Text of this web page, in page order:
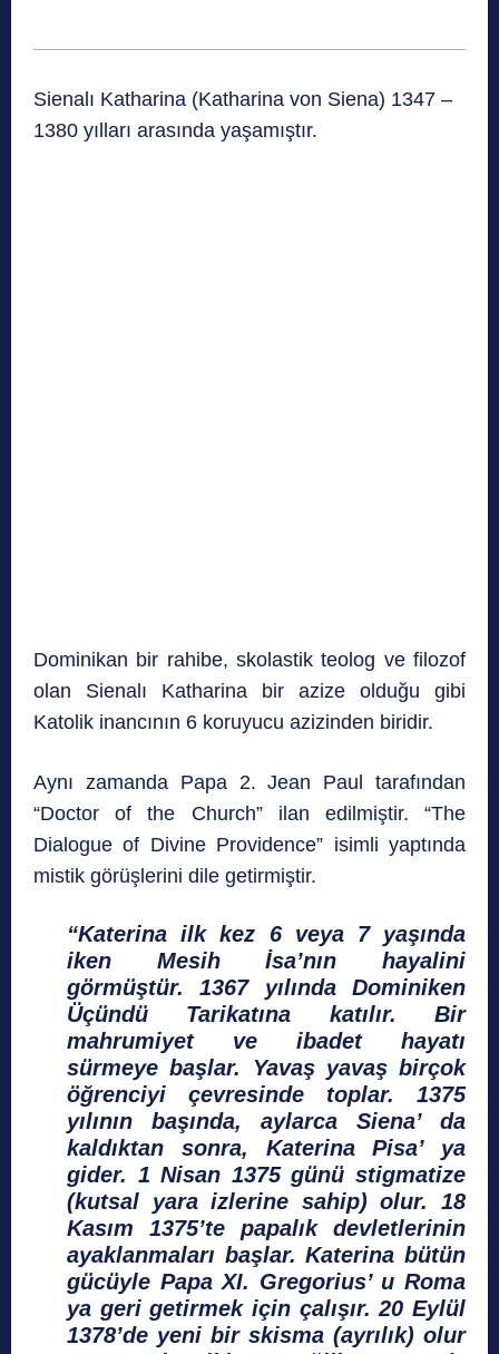
Sienalı Katharina (Katharina von Siena) 1347 –
1380 yılları arasında yaşamıştır.
Dominikan bir rahibe, skolastik teolog ve filozof
olan Sienalı Katharina bir azize olduğu gibi
Katolik inancının 6 koruyucu azizinden biridir.
Aynı zamanda Papa 2. Jean Paul tarafından
“Doctor of the Church” ilan edilmiştir. “The
Dialogue of Divine Providence” isimli yaptında
mistik görüşlerini dile getirmiştir.
“Katerina ilk kez 6 veya 7 yaşında
iken Mesih İsa’nın hayalini
görmüştür. 1367 yılında Dominiken
Üçündü Tarikatına katılır. Bir
mahrumiyet ve ibadet hayatı
sürmeye başlar. Yavaş yavaş birçok
öğrenciyi çevresinde toplar. 1375
yılının başında, aylarca Siena’ da
kaldıktan sonra, Katerina Pisa’ ya
gider. 1 Nisan 1375 günü stigmatize
(kutsal yara izlerine sahip) olur. 18
Kasım 1375’te papalık devletlerinin
ayaklanmaları başlar. Katerina bütün
gücüyle Papa XI. Gregorius’ u Roma
ya geri getirmek için çalışır. 20 Eylül
1378’de yeni bir skisma (ayrılık) olur